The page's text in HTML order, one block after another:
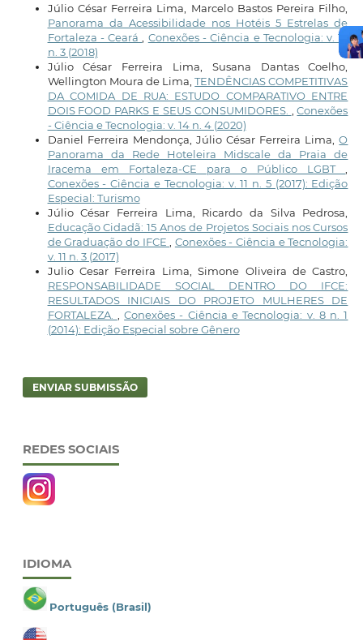
Júlio César Ferreira Lima, Marcelo Bastos Pereira Filho,
Panorama da Acessibilidade nos Hotéis 5 Estrelas de
Fortaleza - Ceará
Conexões - Ciência e Tecnologia: v. 12
n. 3 (2018)
Júlio César Ferreira Lima, Susana Dantas Coelho,
Wellington Moura de Lima,TENDÊNCIAS COMPETITIVAS
DA COMIDA DE RUA: ESTUDO COMPARATIVO ENTRE
DOIS FOOD PARKS E SEUS CONSUMIDORES.
,Conexões
- Ciência e Tecnologia: v. 14 n. 4 (2020)
Daniel Ferreira Mendonça, Júlio César Ferreira Lima,O
Panorama da Rede Hoteleira Midscale da Praia de
Iracema em Fortaleza-CE para o Público LGBT
Conexões - Ciência e Tecnologia: v. 11 n. 5 (2017): Edição
Especial: Turismo
Júlio César Ferreira Lima, Ricardo da Silva Pedrosa,
Educação Cidadã: 15 Anos de Projetos Sociais nos Cursos
de Graduação do IFCE
Conexões - Ciência e Tecnologia:
v. 11 n. 3 (2017)
Julio Cesar Ferreira Lima, Simone Oliveira de Castro,
RESPONSABILIDADE SOCIAL DENTRO DO IFCE:
RESULTADOS INICIAIS DO PROJETO MULHERES DE
FORTALEZA.
,Conexões - Ciência e Tecnologia: v. 8 n. 1
(2014): Edição Especial sobre Gênero
ENVIAR SUBMISSÃO
REDES SOCIAIS
IDIOMA
Português (Brasil)